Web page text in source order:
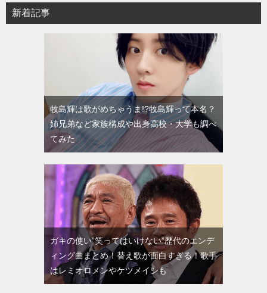
新着記事
牧島輝は歌がめちゃうま!?牧島輝って本名？
姉兄弟など家族構成や出身高校・大学も調べ
てみた
ガキの使い”笑ってはいけない”歴代のエンデ
ィング曲まとめ！替え歌が面白すぎる！歌手
はレミオロメンやケツメイシも